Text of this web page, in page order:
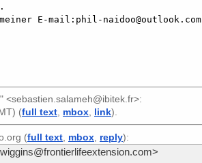
E-mail:phil-naidoo@outlook.com
<sebastien.salameh@ibitek.fr>:
(full text, mbox, link).
(full text, mbox, reply):